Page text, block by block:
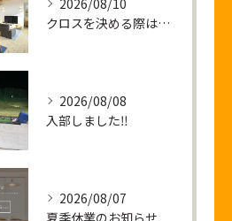
2026/08/10
クロスを決める際は僕の顔をご利用ください
2026/08/08
入部しました‼
2026/08/07
夏季休業のお知らせ